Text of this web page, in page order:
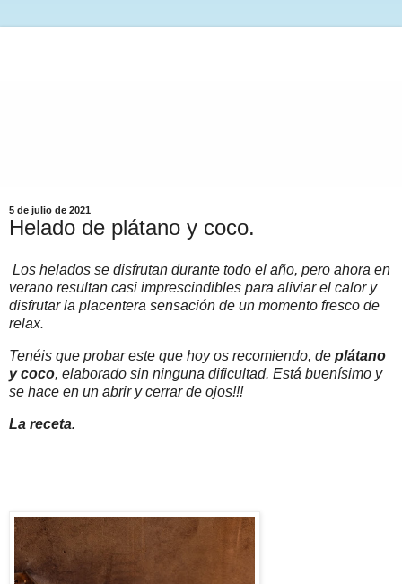
5 de julio de 2021
Helado de plátano y coco.
Los helados se disfrutan durante todo el año, pero ahora en
verano resultan casi imprescindibles para aliviar el calor y
disfrutar la placentera sensación de un momento fresco de
relax.
Tenéis que probar este que hoy os recomiendo, de plátano
y coco, elaborado sin ninguna dificultad. Está buenísimo y
se hace en un abrir y cerrar de ojos!!!
La receta.